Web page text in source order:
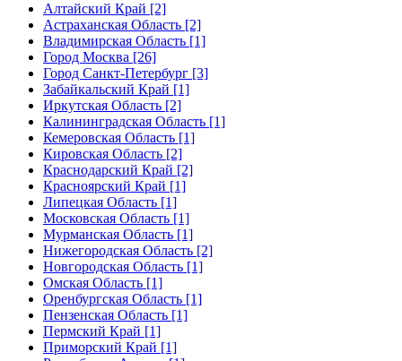
Алтайский Край [2]
Астраханская Область [2]
Владимирская Область [1]
Город Москва [26]
Город Санкт-Петербург [3]
Забайкальский Край [1]
Иркутская Область [2]
Калининградская Область [1]
Кемеровская Область [1]
Кировская Область [2]
Краснодарский Край [2]
Красноярский Край [1]
Липецкая Область [1]
Московская Область [1]
Мурманская Область [1]
Нижегородская Область [2]
Новгородская Область [1]
Омская Область [1]
Оренбургская Область [1]
Пензенская Область [1]
Пермский Край [1]
Приморский Край [1]